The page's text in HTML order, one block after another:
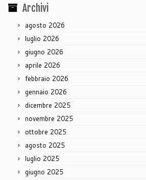
Archivi
agosto 2026
luglio 2026
giugno 2026
aprile 2026
febbraio 2026
gennaio 2026
dicembre 2025
novembre 2025
ottobre 2025
agosto 2025
luglio 2025
giugno 2025